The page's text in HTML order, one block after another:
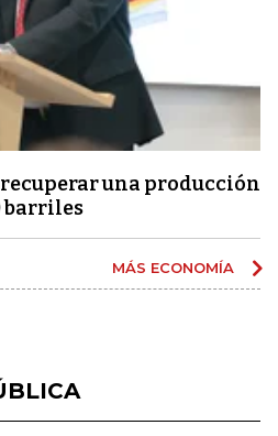
una producción
barriles
MÁS ECONOMÍA